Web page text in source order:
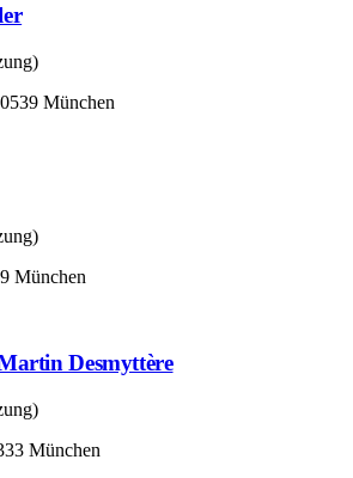
München
München
Desmyttère
München